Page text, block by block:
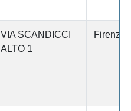
VIA SCANDICCI
ALTO 1
Firenze